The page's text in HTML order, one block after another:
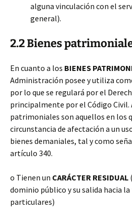
alguna vinculación con el
general).
2.2 Bienes
En cuanto a los BIENES
Administración posee y utiliza
por lo que se regulará por el
principalmente por el Código Civil.
patrimoniales son aquellos en los
circunstancia de afectación a un
bienes demaniales, tal y como
artículo 340.
o Tienen un CARÁCTER RESIDUAL
dominio público y su salida hacia
particulares)